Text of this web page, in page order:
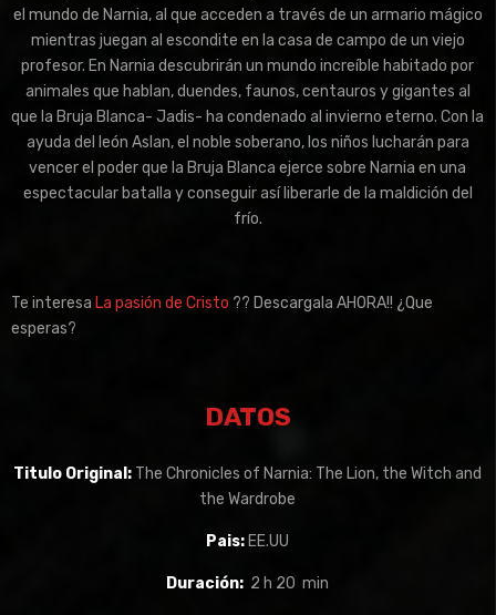
el mundo de Narnia, al que acceden a través de un armario mágico
mientras juegan al escondite en la casa de campo de un viejo
profesor. En Narnia descubrirán un mundo increíble habitado por
animales que hablan, duendes, faunos, centauros y gigantes al
que la Bruja Blanca- Jadis- ha condenado al invierno eterno. Con la
ayuda del león Aslan, el noble soberano, los niños lucharán para
vencer el poder que la Bruja Blanca ejerce sobre Narnia en una
espectacular batalla y conseguir así liberarle de la maldición del
frío.
Te interesa La pasión de Cristo ?? Descargala AHORA!! ¿Que
esperas?
DATOS
Titulo Original: The Chronicles of Narnia: The Lion, the Witch and
the Wardrobe
Pais: EE.UU
Duración: 2 h 20 min